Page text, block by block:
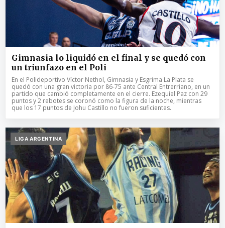
Gimnasia lo liquidó en el final y se quedó con
un triunfazo en el Poli
En el Polideportivo Víctor Nethol, Gimnasia y Esgrima La Plata se
quedó con una gran victoria por 86-75 ante Central Entrerriano, en un
partido que cambió completamente en el cierre. Ezequiel Paz con 29
puntos y 2 rebotes se coronó como la figura de la noche, mientras
que los 17 puntos de Johu Castillo no fueron suficientes.
LIGA ARGENTINA